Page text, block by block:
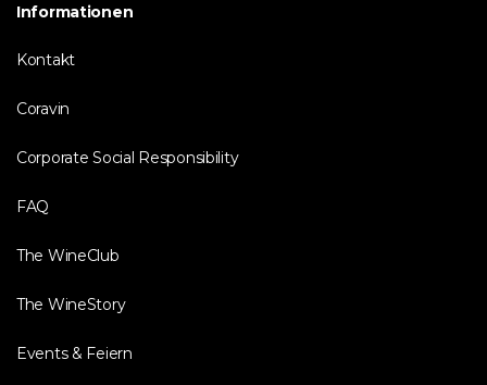
Informationen
Kontakt
Coravin
Corporate Social Responsibility
FAQ
The WineClub
The WineStory
Events & Feiern